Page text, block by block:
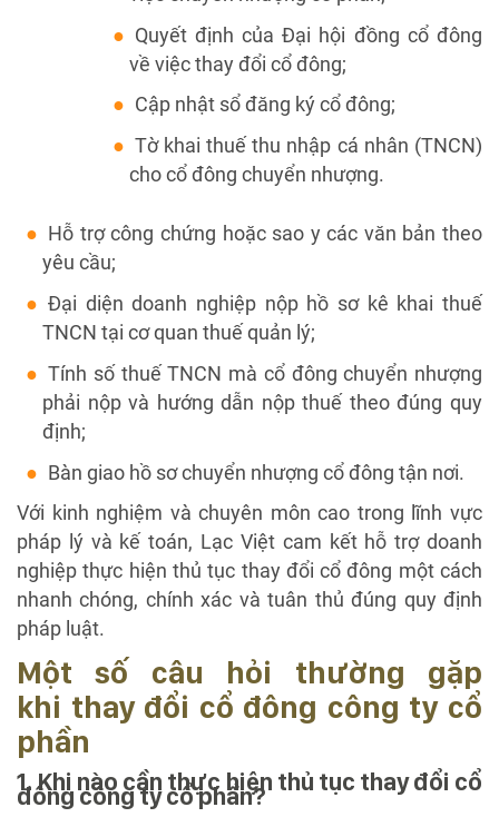
Quyết định của Đại hội đồng cổ đông
về việc thay đổi cổ đông;
Cập nhật sổ đăng ký cổ đông;
Tờ khai thuế thu nhập cá nhân (TNCN)
cho cổ đông chuyển nhượng.
Hỗ trợ công chứng hoặc sao y các văn bản theo
yêu cầu;
Đại diện doanh nghiệp nộp hồ sơ kê khai thuế
TNCN tại cơ quan thuế quản lý;
Tính số thuế TNCN mà cổ đông chuyển nhượng
phải nộp và hướng dẫn nộp thuế theo đúng quy
định;
Bàn giao hồ sơ chuyển nhượng cổ đông tận nơi.
Với kinh nghiệm và chuyên môn cao trong lĩnh vực
pháp lý và kế toán, Lạc Việt cam kết hỗ trợ doanh
nghiệp thực hiện thủ tục thay đổi cổ đông một cách
nhanh chóng, chính xác và tuân thủ đúng quy định
pháp luật.
Một số câu hỏi thường gặp
khi thay đổi cổ đông công ty cổ
phần
1. Khi nào cần thực hiện thủ tục thay đổi cổ
đông công ty cổ phần?